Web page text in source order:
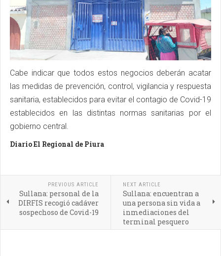
Cabe indicar que todos estos negocios deberán acatar
las medidas de prevención, control, vigilancia y respuesta
sanitaria, establecidos para evitar el contagio de Covid-19
establecidos en las distintas normas sanitarias por el
gobierno central.
Diario El Regional de Piura
PREVIOUS ARTICLE
Sullana: personal de la
DIRFIS recogió cadáver
sospechoso de Covid-19
NEXT ARTICLE
Sullana: encuentran a
una persona sin vida a
inmediaciones del
terminal pesquero